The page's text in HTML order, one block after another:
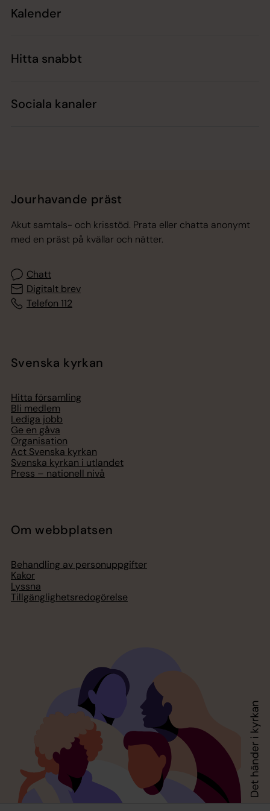
Kalender
Hitta snabbt
Sociala kanaler
Jourhavande präst
Akut samtals- och krisstöd. Prata eller chatta anonymt
med en präst på kvällar och nätter.
Chatt
Digitalt brev
Telefon 112
Svenska kyrkan
Hitta församling
Bli medlem
Lediga jobb
Ge en gåva
Organisation
Act Svenska kyrkan
Svenska kyrkan i utlandet
Press – nationell nivå
Om webbplatsen
Behandling av personuppgifter
Kakor
Lyssna
Tillgänglighetsredogörelse